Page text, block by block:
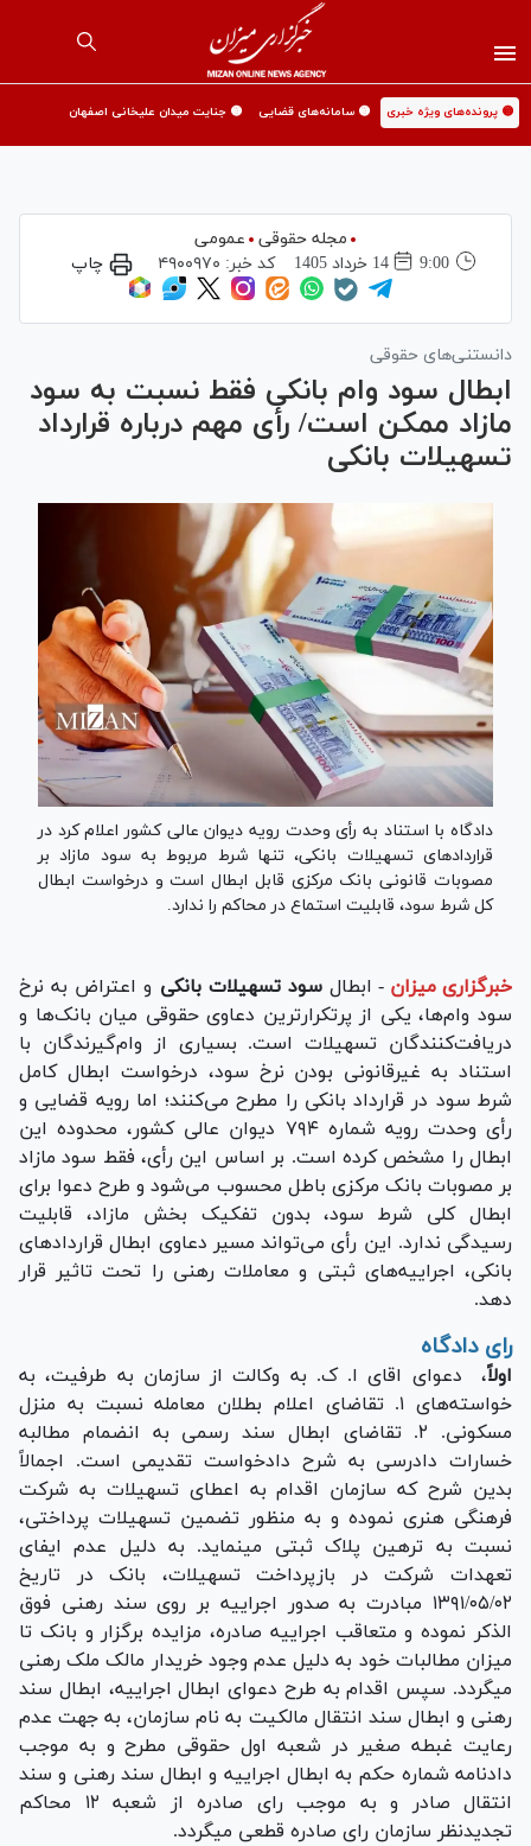
🟡 پرونده‌های ویژه خبری 🟡 سامانه‌های قضایی 🟡 جنایت میدان علیخانی اصفهان
مجله حقوقی
عمومی
9:00
14 خرداد 1405 کد خبر: ۴۹۰۰۹۷۰ چاپ
دانستنی‌های حقوقی
ابطال سود وام بانکی فقط نسبت به سود
مازاد ممکن است/ رأی مهم درباره قرارداد
تسهیلات بانکی
دادگاه با استناد به رأی وحدت رویه دیوان عالی کشور اعلام کرد در
قراردادهای تسهیلات بانکی، تنها شرط مربوط به سود مازاد بر
مصوبات قانونی بانک مرکزی قابل ابطال است و درخواست ابطال
کل شرط سود، قابلیت استماع در محاکم را ندارد.
خبرگزاری میزان - ابطالسود تسهیلات بانکی و اعتراض به نرخ
سود وام‌ها، یکی از پرتکرارترین دعاوی حقوقی میان بانک‌ها و
دریافت‌کنندگان تسهیلات است. بسیاری از وام‌گیرندگان با
استناد به غیرقانونی بودن نرخ سود، درخواست ابطال کامل
شرط سود در قرارداد بانکی را مطرح می‌کنند؛ اما رویه قضایی و
رأی وحدت رویه شماره ۷۹۴ دیوان عالی کشور، محدوده این
ابطال را مشخص کرده است. بر اساس این رأی، فقط سود مازاد
بر مصوبات بانک مرکزی باطل محسوب می‌شود و طرح دعوا برای
ابطال کلی شرط سود، بدون تفکیک بخش مازاد، قابلیت
رسیدگی ندارد. این رأی می‌تواند مسیر دعاوی ابطال قرارداد‌های
بانکی، اجراییه‌های ثبتی و معاملات رهنی را تحت تاثیر قرار
دهد.
رای دادگاه
اولاً، دعوای اقای ا. ک. به وکالت از سازمان به طرفیت، به
خواسته‌های ۱. تقاضای اعلام بطلان معامله نسبت به منزل
مسکونی. ۲. تقاضای ابطال سند رسمی به انضمام مطالبه
خسارات دادرسی به شرح دادخواست تقدیمی است. اجمالاً
بدین شرح که سازمان اقدام به اعطای تسهیلات به شرکت
فرهنگی هنری نموده و به منظور تضمین تسهیلات پرداختی،
نسبت به ترهین پلاک ثبتی مینماید. به دلیل عدم ایفای
تعهدات شرکت در بازپرداخت تسهیلات، بانک در تاریخ
۱۳۹۱/۰۵/۰۲ مبادرت به صدور اجراییه بر روی سند رهنی فوق
الذکر نموده و متعاقب اجراییه صادره، مزایده برگزار و بانک تا
میزان مطالبات خود به دلیل عدم وجود خریدار مالک ملک رهنی
میگردد. سپس اقدام به طرح دعوای ابطال اجراییه، ابطال سند
رهنی و ابطال سند انتقال مالکیت به نام سازمان، به جهت عدم
رعایت غبطه صغیر در شعبه اول حقوقی مطرح و به موجب
دادنامه شماره حکم به ابطال اجراییه و ابطال سند رهنی و سند
انتقال صادر و به موجب رای صادره از شعبه ۱۲ محاکم
تجدیدنظر سازمان رای صادره قطعی میگردد.